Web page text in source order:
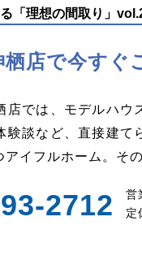
「理想の間取り」
店で今すぐ
店では、モデルハウ
験談など、直接建
イフルホーム。そ
2712
営
定